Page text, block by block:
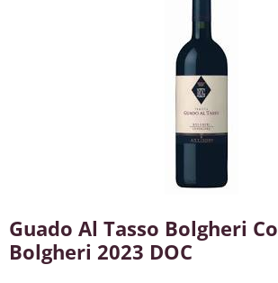
Guado Al Tasso Bolgheri
Bolgheri 2023 DOC